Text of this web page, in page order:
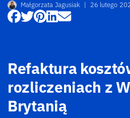
Małgorzata Jagusiak | 26 lutego
Refaktura
rozliczeniach z
Brytanią